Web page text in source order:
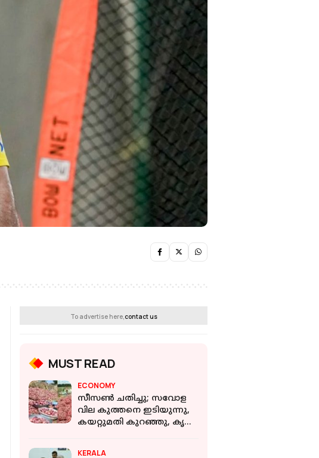
To advertise here, contact us
MUST READ
ECONOMY
സീസണ്‍ ചതിച്ചു; സവോള
വില കുത്തനെ ഇടിയുന്നു,
കയറ്റുമതി കുറഞ്ഞു, കൃഷി
KERALA